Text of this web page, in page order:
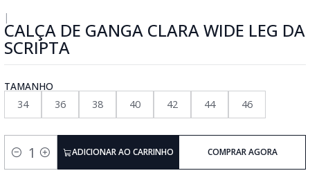
|
CALÇA DE GANGA CLARA WIDE LEG DA
SCRIPTA
TAMANHO
34
36 38 40 42 44 46
Quantidade
ADICIONAR AO CARRINHO COMPRAR AGORA